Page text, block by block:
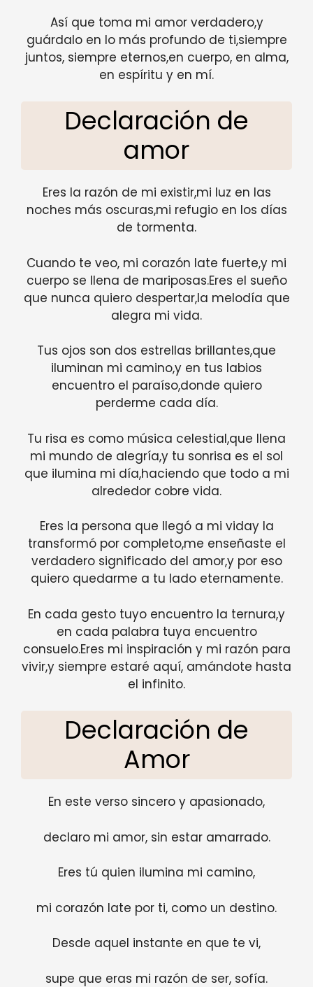
Así que toma mi amor verdadero,y
guárdalo en lo más profundo de ti,siempre
juntos, siempre eternos,en cuerpo, en alma,
en espíritu y en mí.
Declaración de
amor
Eres la razón de mi existir,mi luz en las
noches más oscuras,mi refugio en los días
de tormenta.
Cuando te veo, mi corazón late fuerte,y mi
cuerpo se llena de mariposas.Eres el sueño
que nunca quiero despertar,la melodía que
alegra mi vida.
Tus ojos son dos estrellas brillantes,que
iluminan mi camino,y en tus labios
encuentro el paraíso,donde quiero
perderme cada día.
Tu risa es como música celestial,que llena
mi mundo de alegría,y tu sonrisa es el sol
que ilumina mi día,haciendo que todo a mi
alrededor cobre vida.
Eres la persona que llegó a mi viday la
transformó por completo,me enseñaste el
verdadero significado del amor,y por eso
quiero quedarme a tu lado eternamente.
En cada gesto tuyo encuentro la ternura,y
en cada palabra tuya encuentro
consuelo.Eres mi inspiración y mi razón para
vivir,y siempre estaré aquí, amándote hasta
el infinito.
Declaración de
Amor
En este verso sincero y apasionado,
declaro mi amor, sin estar amarrado.
Eres tú quien ilumina mi camino,
mi corazón late por ti, como un destino.
Desde aquel instante en que te vi,
supe que eras mi razón de ser, sofía.